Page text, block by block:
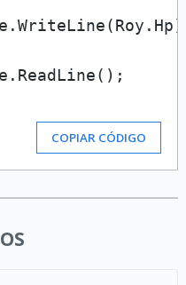
COPIAR CÓDIGO